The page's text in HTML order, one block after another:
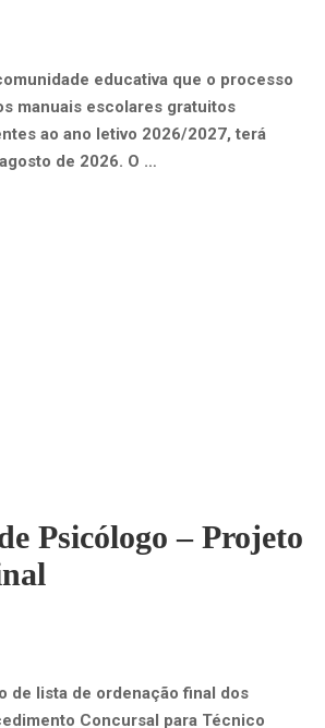
educativa que o processo
manuais escolares gratuitos
ao ano letivo 2026/2027, terá
de 2026. O …
Psicólogo – Projeto
de lista de ordenação final dos
Concursal para Técnico